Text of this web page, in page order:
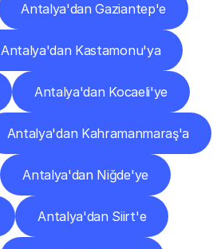
Antalya'dan Gaziantep'e
Antalya'dan Kastamonu'ya
Antalya'dan Kocaeli'ye
Antalya'dan Kahramanmaraş'a
Antalya'dan Niğde'ye
Antalya'dan Siirt'e